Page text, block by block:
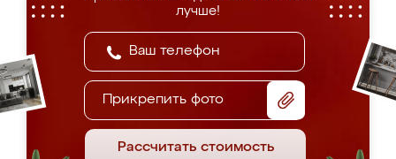
лучше!
Прикрепить фото
Рассчитать стоимость